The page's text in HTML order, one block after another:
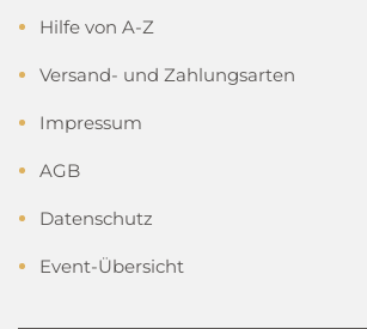
Hilfe von A-Z
Versand- und Zahlungsarten
Impressum
AGB
Datenschutz
Event-Übersicht